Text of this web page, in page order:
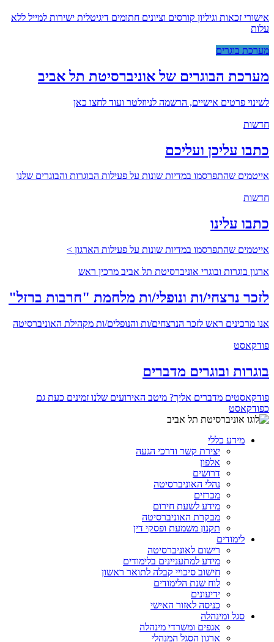
אישורי זכאות וגיליון קורסים וציונים חתומים דיגיטלית ישירות למייל ללא
עלות
מערכת בוגרים
מערכת הבוגרים של אוניברסיטת תל אביב
לשינוי פרטים אישיים, הרשמה לניוזלטר ועוד לחצו כאן
חדשות
כתבו עליכן ועליכם
אייטמים שהתפרסמו במדיות שונות על פעילות הבוגרות והבוגרים שלנו
חדשות
כתבו עלינו
אייטמים שהתפרסמו במדיות שונות על פעילות הארגון >
ארגון בוגרות ובוגרי אוניברסיטת תל אביב מרכין ראש
לזכר נרצחי/ות ונופלי/ות מלחמת "חרבות ברזל"
אנו מרכינים ראש לזכר הנרצחים/ות והנופלים/ות מקהילת האוניברסיטה
פודקאסט
בוגרות ובוגרים מדברים
פודקאסטים מדברים אליך? מיטב האירועים שלנו זמינים כעת גם
כפודקאסט
מידע כללי
יצירת קשר ודרכי הגעה
אלפון
דרושים
נהלי האוניברסיטה
מכרזים
מידע לשעת חירום
מבקרת האוניברסיטה
תקנון משמעת ופסקי דין
לימודים
רישום לאוניברסיטה
מידע למתעניינים בלימודים
חישוב סיכויי קבלה לתואר ראשון
לוח שנת הלימודים
ידיעונים
כניסה לאזור האישי
סגל ומינהלה
אגפים ומשרדי מינהלה
ארגון הסגל המנהלי